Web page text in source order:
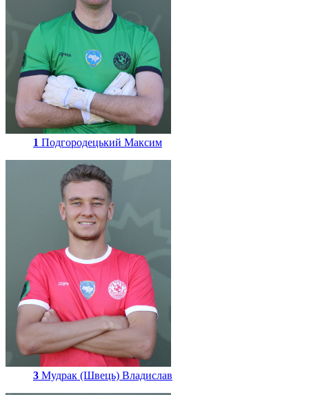
1 Подгородецький Максим
3 Мудрак (Швець) Владислав